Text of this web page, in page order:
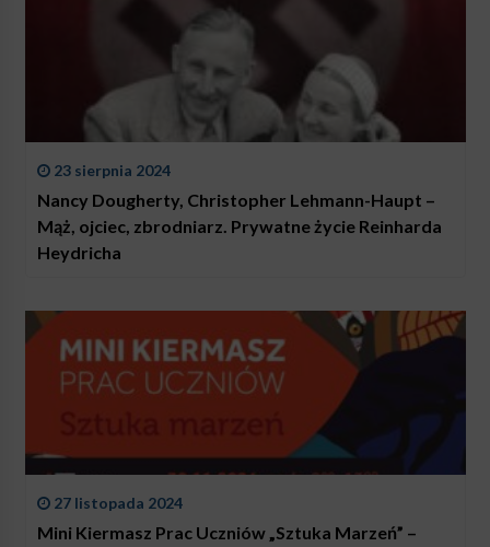
23 sierpnia 2024
Nancy Dougherty, Christopher Lehmann-Haupt –
Mąż, ojciec, zbrodniarz. Prywatne życie Reinharda
Heydricha
27 listopada 2024
Mini Kiermasz Prac Uczniów „Sztuka Marzeń” –